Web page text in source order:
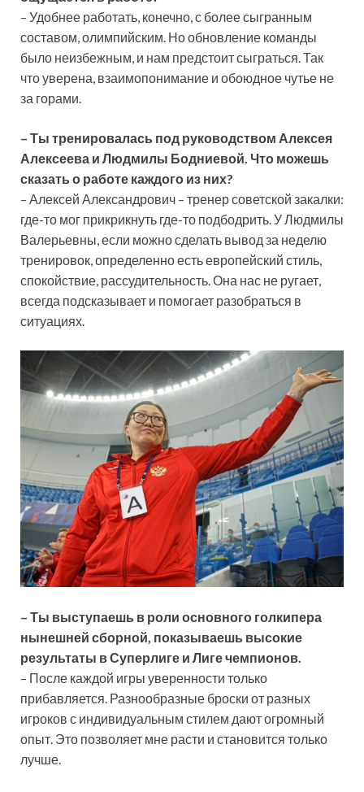
– Удобнее работать, конечно, с более сыгранным
составом, олимпийским. Но обновление команды
было неизбежным, и нам предстоит сыграться. Так
что уверена, взаимопонимание и обоюдное чутье не
за горами.
– Ты тренировалась под руководством Алексея
Алексеева и Людмилы Бодниевой. Что можешь
сказать о работе каждого из них?
– Алексей Александрович – тренер советской закалки:
где-то мог прикрикнуть где-то подбодрить. У Людмилы
Валерьевны, если можно сделать вывод за неделю
тренировок, определенно есть европейский стиль,
спокойствие, рассудительность. Она нас не ругает,
всегда подсказывает и помогает разобраться в
ситуациях.
– Ты выступаешь в роли основного голкипера
нынешней сборной, показываешь высокие
результаты в Суперлиге и Лиге чемпионов.
– После каждой игры уверенности только
прибавляется. Разнообразные броски от разных
игроков с индивидуальным стилем дают огромный
опыт. Это позволяет мне расти и становится только
лучше.